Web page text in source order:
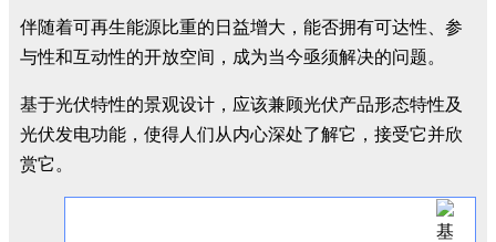
伴随着可再生能源比重的日益增大，能否拥有可达性、参
与性和互动性的开放空间，成为当今亟须解决的问题。
基于光伏特性的景观设计，应该兼顾光伏产品形态特性及
光伏发电功能，使得人们从内心深处了解它，接受它并欣
赏它。